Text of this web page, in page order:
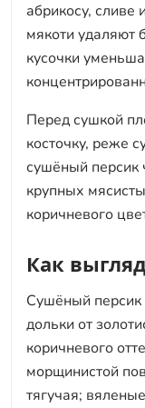
абрикосу,
мякоти удаляют
кусочки
Перед сушкой
косточку, реже
сушёный персик
крупных
коричневого
Как
Сушёный персик
дольки от
коричневого
морщинистой
тягучая;